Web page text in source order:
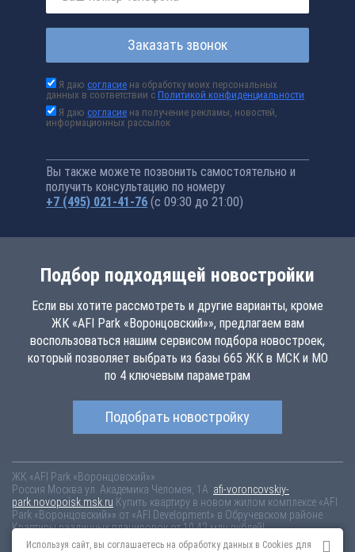
Заказать звонок
Я даюсогласие на обработку моих персональных
данных в соответствии сПолитикой конфиденциальности
Я даюсогласие на получение рекламы, новостей,
информационных рассылок
Вы также можете позвонить самостоятельно и
получить консультацию по номеру
+7 (495) 021-41-76 (с 09:30 до 21:00)
Подбор подходящей новостройки
Если вы хотите рассмотреть и другие варианты, кроме
ЖК «AFI Park «Воронцовский»», предлагаем вам
воспользоваться нашим сервисом подбора новостроек,
который позволяет выбрать из базы 665 ЖК в МСК и МО
по 4 ключевым параметрам
Подобрать новостройку
ЖК «AFI Park «Воронцовский»»
Россия Москва ул. Академика Челомея, 1А afi-voroncovskiy-
park.novopoisk.msk.ru Купить квартиру в новом жилом комплексе «AFI
Park «Воронцовский»» от «AFI Development» в Обручевском районе.
Квартиры различных планировок от 10.42 млн рублей!
Используя сайт, вы соглашаетесь на обработку данных в Cookies для